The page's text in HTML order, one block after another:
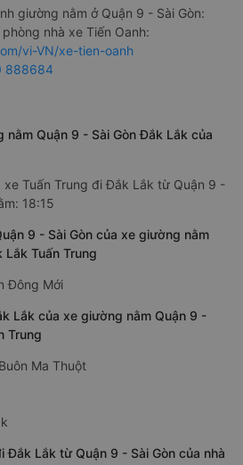
giường nằm ở Quận 9 - Sài Gòn:
nhà xe Tiến Oanh:
vi-VN/xe-tien-oanh
888684
Quận 9 - Sài Gòn Đắk Lắk của
xe Tuấn Trung đi Đắk Lắk từ Quận 9 -
18:15
9 - Sài Gòn của xe giường nằm
Lắk Tuấn Trung
Đông Mới
Lắk của xe giường nằm Quận 9 -
Trung
Ma Thuột
Đắk Lắk từ Quận 9 - Sài Gòn của nhà